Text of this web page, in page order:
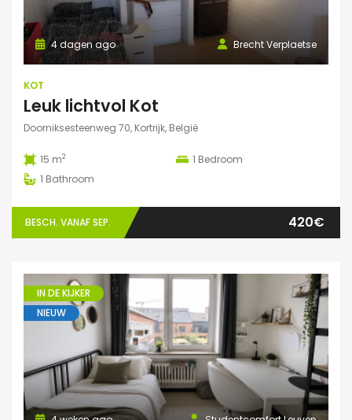
Brecht Verplaetse
4 dagen ago
KOT
Leuk lichtvol Kot
Doorniksesteenweg 70, Kortrijk, België
15 m2 1 Bedroom
1 Bathroom
BESCH. VANAF SEP. 420€
IN DE KIJKER
NIEUW